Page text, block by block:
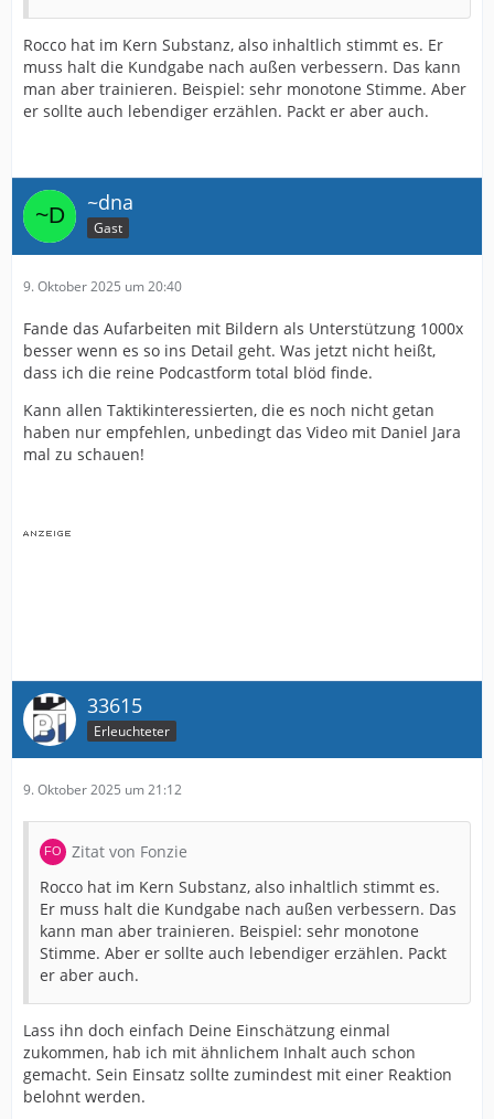
Rocco hat im Kern Substanz, also inhaltlich stimmt es. Er
muss halt die Kundgabe nach außen verbessern. Das kann
man aber trainieren. Beispiel: sehr monotone Stimme. Aber
er sollte auch lebendiger erzählen. Packt er aber auch.
~dna
Gast
9. Oktober 2025 um 20:40
Fande das Aufarbeiten mit Bildern als Unterstützung 1000x
besser wenn es so ins Detail geht. Was jetzt nicht heißt,
dass ich die reine Podcastform total blöd finde.
Kann allen Taktikinteressierten, die es noch nicht getan
haben nur empfehlen, unbedingt das Video mit Daniel Jara
mal zu schauen!
33615
Erleuchteter
9. Oktober 2025 um 21:12
Zitat von Fonzie
Rocco hat im Kern Substanz, also inhaltlich stimmt es.
Er muss halt die Kundgabe nach außen verbessern. Das
kann man aber trainieren. Beispiel: sehr monotone
Stimme. Aber er sollte auch lebendiger erzählen. Packt
er aber auch.
Lass ihn doch einfach Deine Einschätzung einmal
zukommen, hab ich mit ähnlichem Inhalt auch schon
gemacht. Sein Einsatz sollte zumindest mit einer Reaktion
belohnt werden.